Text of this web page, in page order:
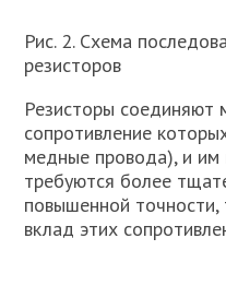
Рис. 2. Схема
резисторов
Резисторы
сопротивление
медные провода), и им
требуются более
повышенной
вклад этих